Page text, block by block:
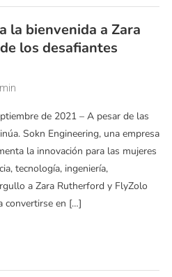
la bienvenida a Zara
los desafiantes
de 2021 – A pesar de las
Sokn Engineering, una empresa
la innovación para las mujeres
tecnología, ingeniería,
a Zara Rutherford y FlyZolo
convertirse en […]